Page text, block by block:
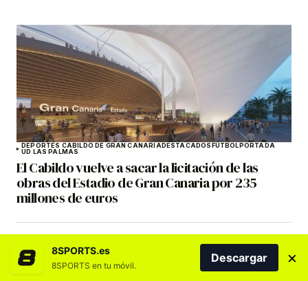
DEPORTES CABILDO DE GRAN CANARIADESTACADOSFÚTBOLPORTADA
UD LAS PALMAS
El Cabildo vuelve a sacar la licitación de las
obras del Estadio de Gran Canaria por 235
millones de euros
8SPORTS.es
8SPORTS en tu móvil.
Descargar ×